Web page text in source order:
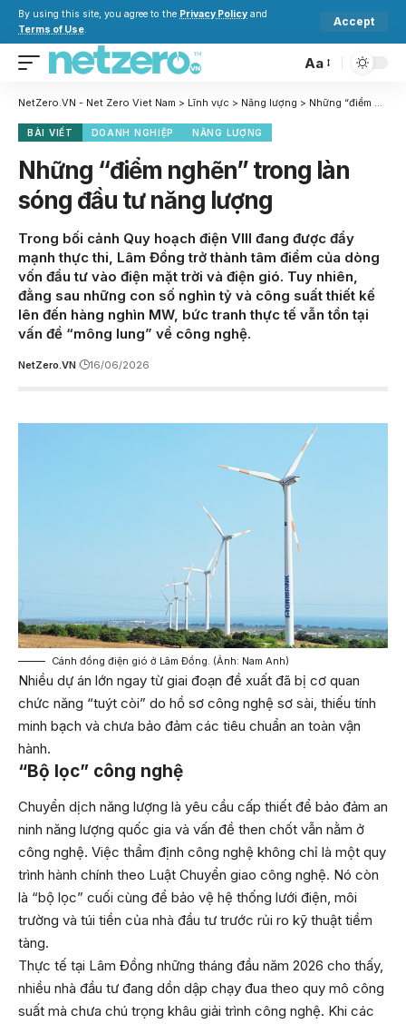
By using this site, you agree to the Privacy Policy and
Terms of Use.
Accept
Aa
NetZero.VN - Net Zero Viet Nam > Lĩnh vực > Năng lượng > Những “điểm nghẽn” trong làn sóng đầu tư năng lượng
BÀI VIẾT DOANH NGHIỆP NĂNG LƯỢNG
Những “điểm nghẽn” trong làn
sóng đầu tư năng lượng
Trong bối cảnh Quy hoạch điện VIII đang được đẩy
mạnh thực thi, Lâm Đồng trở thành tâm điểm của dòng
vốn đầu tư vào điện mặt trời và điện gió. Tuy nhiên,
đằng sau những con số nghìn tỷ và công suất thiết kế
lên đến hàng nghìn MW, bức tranh thực tế vẫn tồn tại
vấn đề “mông lung” về công nghệ.
NetZero.VN 16/06/2026
Cánh đồng điện gió ở Lâm Đồng. (Ảnh: Nam Anh)
Nhiều dự án lớn ngay từ giai đoạn đề xuất đã bị cơ quan
chức năng “tuýt còi” do hồ sơ công nghệ sơ sài, thiếu tính
minh bạch và chưa bảo đảm các tiêu chuẩn an toàn vận
hành.
“Bộ lọc” công nghệ
Chuyển dịch năng lượng là yêu cầu cấp thiết để bảo đảm an
ninh năng lượng quốc gia và vấn đề then chốt vẫn nằm ở
công nghệ. Việc thẩm định công nghệ không chỉ là một quy
trình hành chính theo Luật Chuyển giao công nghệ. Nó còn
là “bộ lọc” cuối cùng để bảo vệ hệ thống lưới điện, môi
trường và túi tiền của nhà đầu tư trước rủi ro kỹ thuật tiềm
tàng.
Thực tế tại Lâm Đồng những tháng đầu năm 2026 cho thấy,
nhiều nhà đầu tư đang dồn dập chạy đua theo quy mô công
suất mà chưa chú trọng khâu giải trình công nghệ. Khi các